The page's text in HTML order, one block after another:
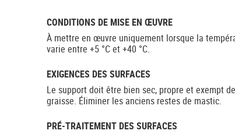
CONDITIONS DE MISE EN ŒUVRE
À mettre en œuvre uniquement lorsque la
varie entre +5 °C et +40 °C.
EXIGENCES DES SURFACES
Le support doit être bien sec, propre et exempt de
graisse. Éliminer les anciens restes de mastic.
PRÉ-TRAITEMENT DES SURFACES